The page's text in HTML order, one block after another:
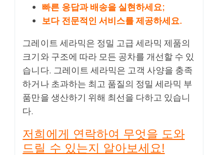
빠른 응답과 배송을 실현하세요;
보다 전문적인 서비스를 제공하세요.
그레이트 세라믹은 정밀 고급 세라믹 제품의
크기와 구조에 따라 모든 공차를 개선할 수 있
습니다. 그레이트 세라믹은 고객 사양을 충족
하거나 초과하는 최고 품질의 정밀 세라믹 부
품만을 생산하기 위해 최선을 다하고 있습니
다.
저희에게 연락하여 무엇을 도와
드릴 수 있는지 알아보세요!